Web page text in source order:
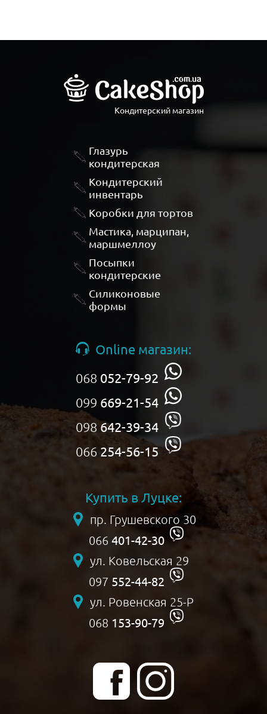
Кондитерский магазин
Глазурь
кондитерская
Кондитерский
инвентарь
Коробки для тортов
Мастика, марципан,
маршмеллоу
Посыпки
кондитерские
Силиконовые
формы
Online магазин:
068 052-79-92
099 669-21-54
098 642-39-34
066 254-56-15
Купить в Луцке:
пр. Грушевского 30
066 401-42-30
ул. Ковельская 29
097 552-44-82
ул. Ровенская 25-Р
068 153-90-79